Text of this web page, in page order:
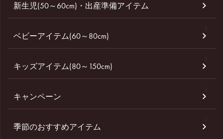
新生児(50～60cm)・出産準備アイテム
ベビーアイテム(60～80cm)
キッズアイテム(80～150cm)
キャンペーン
季節のおすすめアイテム